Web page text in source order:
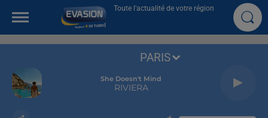
Toute l'actualité de votre région
She Doesn't Mind
RIVIERA
PARIS